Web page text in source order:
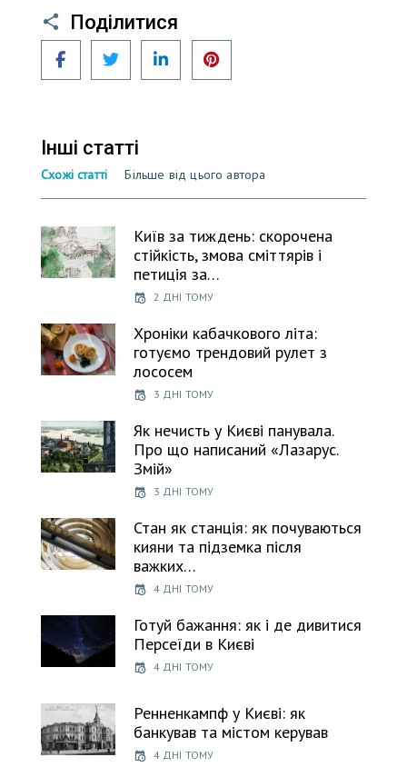
Поділитися
FacebookTwitter LinkedIn
Інші статті
Схожі статті Більше від цього автора
Київ за тиждень: скорочена
стійкість, змова сміттярів і
петиція за…
2 ДНІ ТОМУ
Хроніки кабачкового літа:
готуємо трендовий рулет з
лососем
3 ДНІ ТОМУ
Як нечисть у Києві панувала.
Про що написаний «Лазарус.
Змій»
3 ДНІ ТОМУ
Стан як станція: як почуваються
кияни та підземка після
важких…
4 ДНІ ТОМУ
Готуй бажання: як і де дивитися
Персеїди в Києві
4 ДНІ ТОМУ
Ренненкампф у Києві: як
банкував та містом керував
4 ДНІ ТОМУ